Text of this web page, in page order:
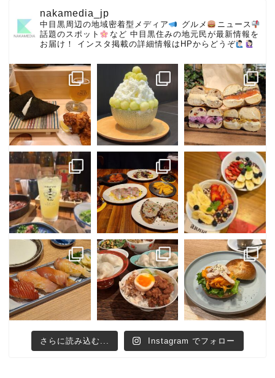
nakamedia_jp
中目黒周辺の地域密着型メディア グルメ
ニュース
話題のスポット
など 中目黒住みの地元民が最新情報を
お届け！
インスタ掲載の詳細情報はHPからどうぞ
さらに読み込む... Instagram でフォロー